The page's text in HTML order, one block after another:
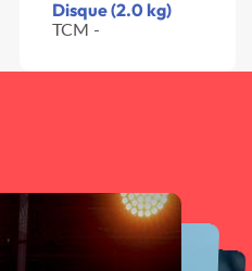
Disque (2.0 kg)
TCM -